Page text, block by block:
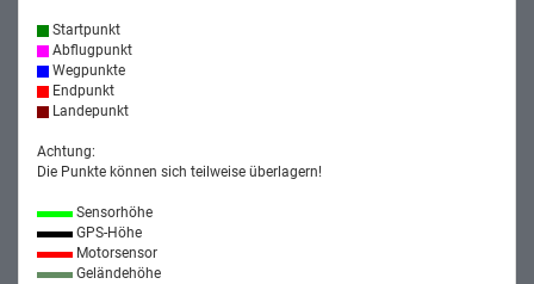
Startpunkt
Abflugpunkt
Wegpunkte
Endpunkt
Landepunkt
Achtung:
Die Punkte können sich teilweise überlagern!
Sensorhöhe
GPS-Höhe
Motorsensor
Geländehöhe